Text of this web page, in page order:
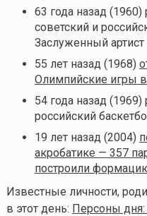
63 года назад (1960)
советский и
Заслуженный
55 лет назад (1968)
Олимпийские игры
54 года назад (1969)
российский
19 лет назад (2004)
акробатике — 357
построили
Известные личности,
в этот день: Персоны